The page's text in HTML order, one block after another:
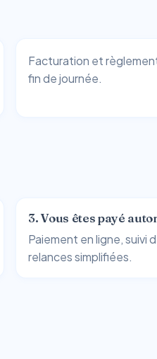
Facturation et
fin de journée.
3. Vous êtes payé
Paiement en ligne, suivi
relances simplifiées.